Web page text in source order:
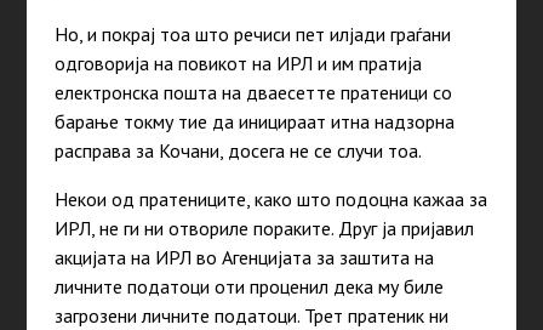
Но, и покрај тоа што речиси пет илјади граѓани
одговорија на повикот на ИРЛ и им пратија
електронска пошта на дваесетте пратеници со
барање токму тие да иницираат итна надзорна
расправа за Кочани, досега не се случи тоа.
Некои од пратениците, како што подоцна кажаа за
ИРЛ, не ги ни отвориле пораките. Друг ја пријавил
акцијата на ИРЛ во Агенцијата за заштита на
личните податоци оти проценил дека му биле
загрозени личните податоци. Трет пратеник ни